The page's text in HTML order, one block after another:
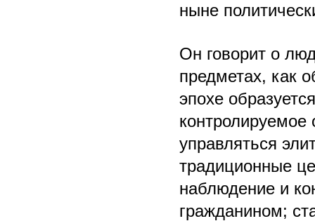
ныне
Он говорит о
предметах, как
эпохе
управляться
традиционные
наблюдение и
гражданином;